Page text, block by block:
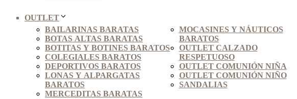
OUTLET
BAILARINAS BARATAS
BOTAS ALTAS BARATAS
BOTITAS Y BOTINES BARATOS
COLEGIALES BARATOS
DEPORTIVOS BARATOS
LONAS Y ALPARGATAS
BARATOS
MERCEDITAS BARATAS
MOCASINES Y NÁUTICOS
BARATOS
OUTLET CALZADO
RESPETUOSO
OUTLET COMUNIÓN NIÑA
OUTLET COMUNIÓN NIÑO
SANDALIAS